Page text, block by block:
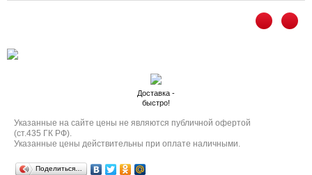
Доставка -
быстро!
Указанные на сайте цены не являются публичной офертой
(ст.435 ГК РФ).
Указанные цены действительны при оплате наличными.
Поделиться…